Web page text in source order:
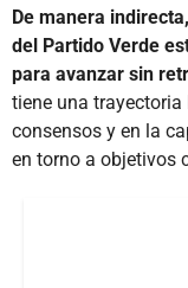
De manera
del Partido Verde
para avanzar sin
tiene una
consensos y en la
en torno a objetivos